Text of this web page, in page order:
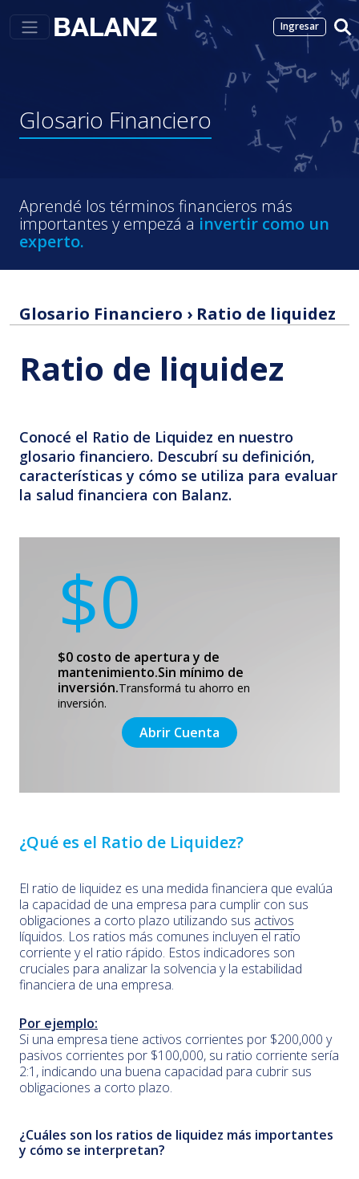
Ingresar
Glosario Financiero
Aprendé los términos financieros más
importantes y empezá a invertir como un
experto.
Glosario Financiero › Ratio de liquidez
Ratio de liquidez
Conocé el Ratio de Liquidez en nuestro
glosario financiero. Descubrí su definición,
características y cómo se utiliza para evaluar
la salud financiera con Balanz.
$0
$0 costo de apertura y de
mantenimiento.Sin mínimo de
inversión.Transformá tu ahorro en
inversión.
Abrir Cuenta
¿Qué es el Ratio de Liquidez?
El ratio de liquidez es una medida financiera que evalúa
la capacidad de una empresa para cumplir con sus
obligaciones a corto plazo utilizando sus activos
líquidos. Los ratios más comunes incluyen el ratio
corriente y el ratio rápido. Estos indicadores son
cruciales para analizar la solvencia y la estabilidad
financiera de una empresa.
Por ejemplo:
Si una empresa tiene activos corrientes por $200,000 y
pasivos corrientes por $100,000, su ratio corriente sería
2:1, indicando una buena capacidad para cubrir sus
obligaciones a corto plazo.
¿Cuáles son los ratios de liquidez más importantes
y cómo se interpretan?